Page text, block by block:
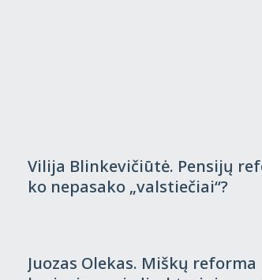
Vilija Blinkevičiūtė. Pensijų
ko nepasako „valstiečiai“?
Juozas Olekas. Miškų reforma